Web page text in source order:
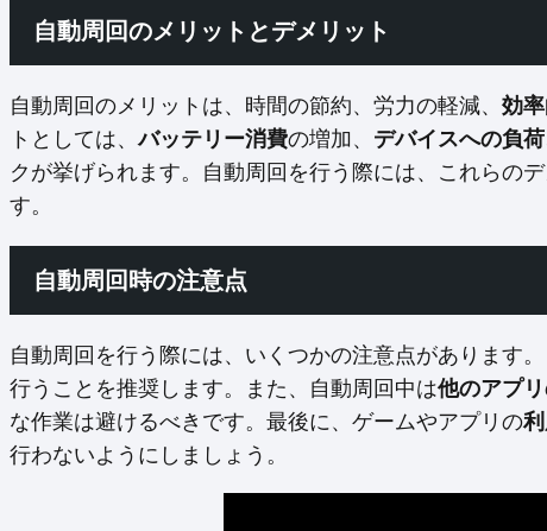
自動周回のメリットとデメリット
自動周回のメリットは、時間の節約、労力の軽減、 効
トとしては、バッテリー消費の増加、 デバイスへの負荷
クが挙げられます。自動周回を行う際には、これらの
す。
自動周回時の注意点
自動周回を行う際には、いくつかの注意点があります
行うことを推奨します。また、自動周回中は他のアプ
な作業は避けるべきです。最後に、ゲームやアプリの
行わないようにしましょう。